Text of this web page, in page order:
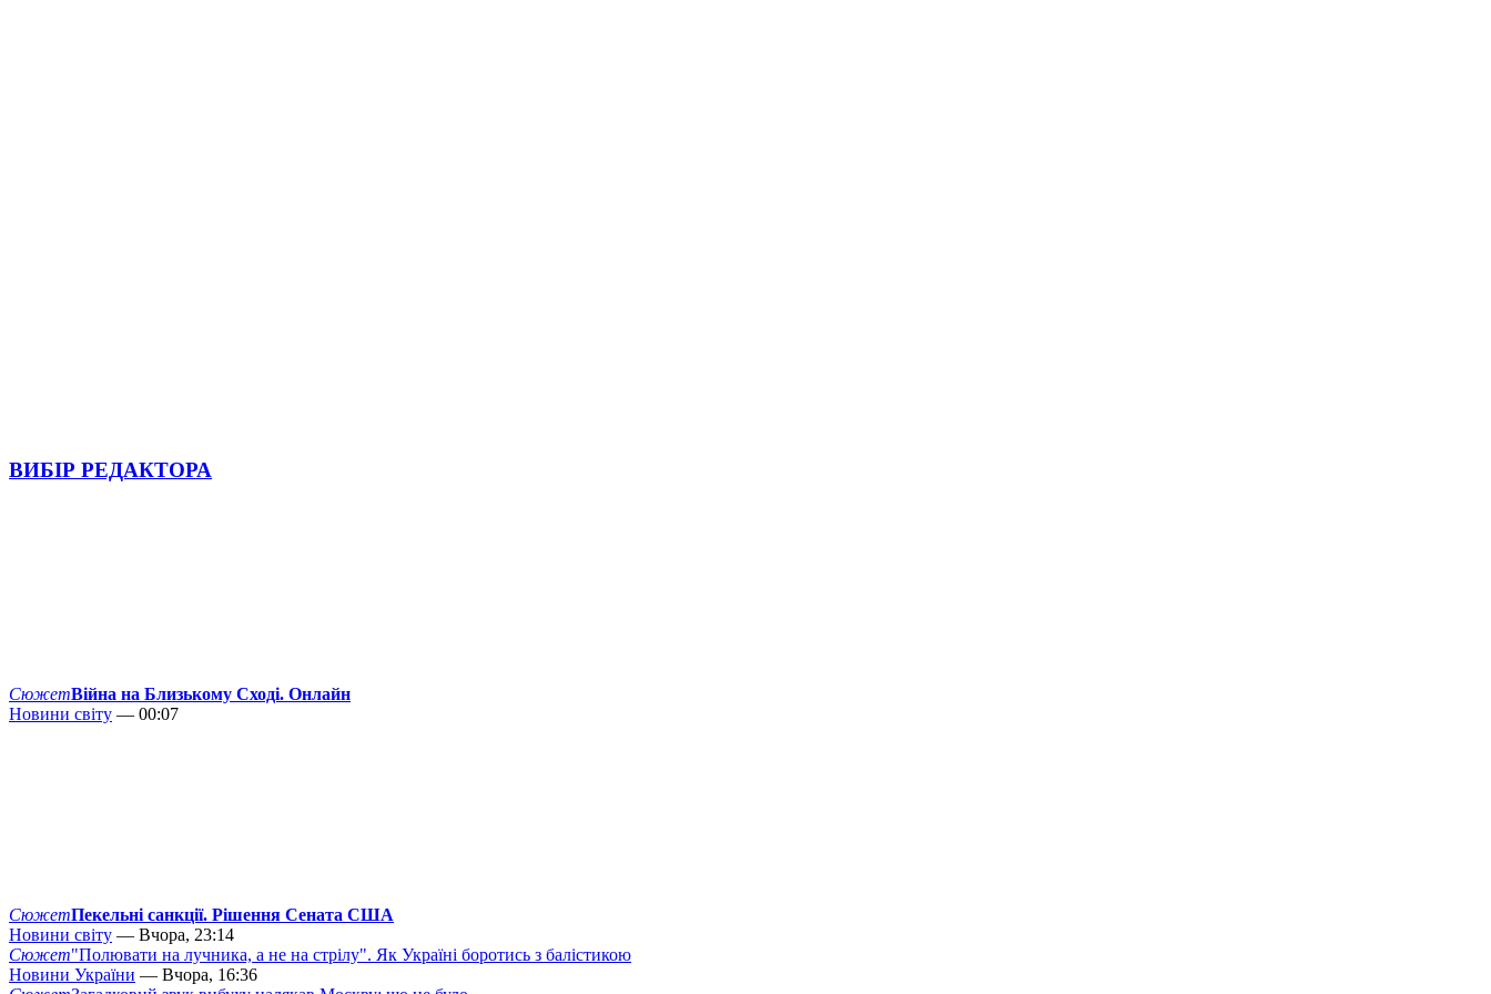
ВИБІР РЕДАКТОРА
СюжетВійна на Близькому Сході. Онлайн
Новини світу — 00:07
СюжетПекельні санкції. Рішення Сената США
Новини світу — Вчора, 23:14
Сюжет"Полювати на лучника, а не на стрілу". Як Україні боротись з балістикою
Новини України — Вчора, 16:36